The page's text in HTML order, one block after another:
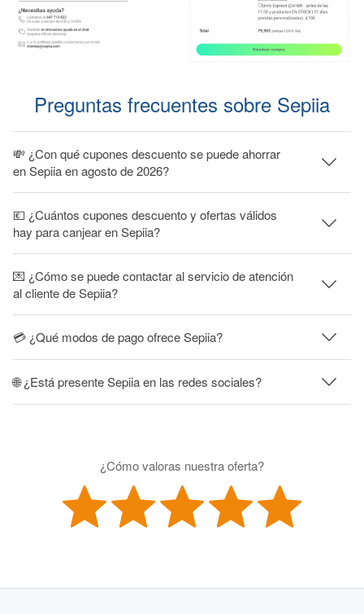
Preguntas frecuentes sobre Sepiia
💸 ¿Con qué cupones descuento se puede ahorrar
en Sepiia en agosto de 2026?
💶 ¿Cuántos cupones descuento y ofertas válidos
hay para canjear en Sepiia?
💌 ¿Cómo se puede contactar al servicio de atención
al cliente de Sepiia?
💳 ¿Qué modos de pago ofrece Sepiia?
🌐 ¿Está presente Sepiia en las redes sociales?
¿Cómo valoras nuestra oferta?